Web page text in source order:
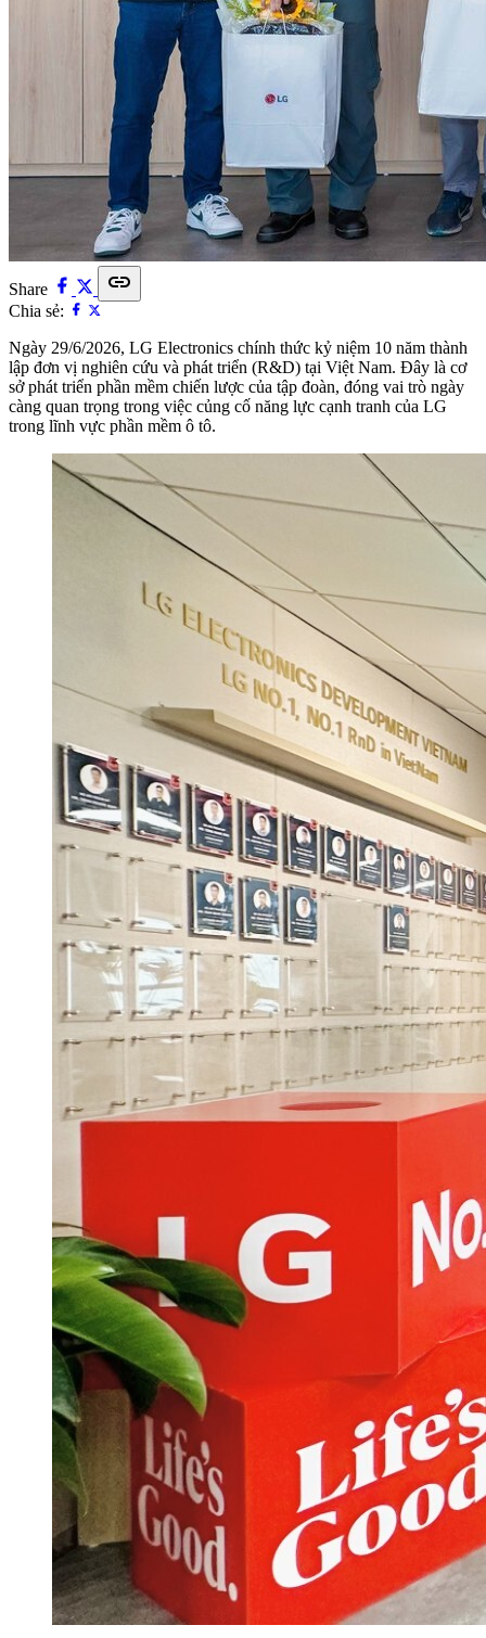
Share link
Chia sẻ:
Ngày 29/6/2026, LG Electronics chính thức kỷ niệm 10 năm thành
lập đơn vị nghiên cứu và phát triển (R&D) tại Việt Nam. Đây là cơ
sở phát triển phần mềm chiến lược của tập đoàn, đóng vai trò ngày
càng quan trọng trong việc củng cố năng lực cạnh tranh của LG
trong lĩnh vực phần mềm ô tô.